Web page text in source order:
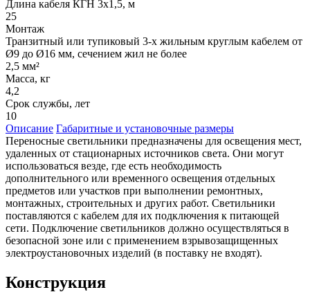
Длина кабеля КГН 3х1,5, м
25
Монтаж
Транзитный или тупиковый 3-х жильным круглым кабелем от
Ø9 до Ø16 мм, сечением жил не более
2,5 мм²
Масса, кг
4,2
Срок службы, лет
10
Описание Габаритные и установочные размеры
Переносные светильники предназначены для освещения мест,
удаленных от стационарных источников света. Они могут
использоваться везде, где есть необходимость
дополнительного или временного освещения отдельных
предметов или участков при выполнении ремонтных,
монтажных, строительных и других работ. Светильники
поставляются с кабелем для их подключения к питающей
сети. Подключение светильников должно осуществляться в
безопасной зоне или с применением взрывозащищенных
электроустановочных изделий (в поставку не входят).
Конструкция